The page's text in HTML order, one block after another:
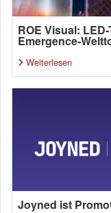
ROE Visual:
Emergence-
Weiterlesen
Joyned ist